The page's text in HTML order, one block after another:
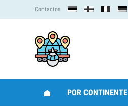
Contactos
POR CONTINENTE